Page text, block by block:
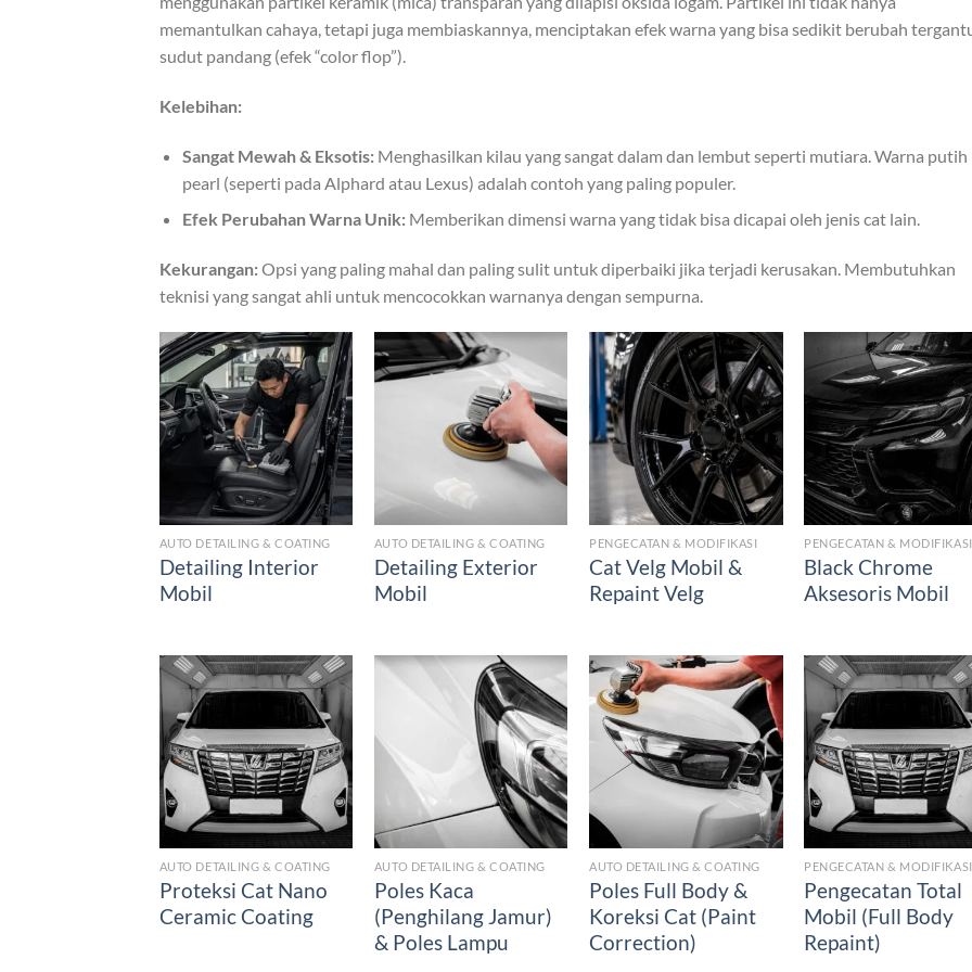
memantulkan cahaya, tetapi juga membiaskannya, menciptakan efek warna yang bisa sedikit berubah
sudut pandang (efek “color flop”).
Kelebihan:
Sangat Mewah & Eksotis:Menghasilkan kilau yang sangat dalam dan lembut seperti mutiara. Warna putih
pearl (seperti pada Alphard atau Lexus) adalah contoh yang paling populer.
Efek Perubahan Warna Unik:Memberikan dimensi warna yang tidak bisa dicapai oleh jenis cat lain.
Kekurangan:Opsi yang paling mahal dan paling sulit untuk diperbaiki jika terjadi kerusakan. Membutuhkan
teknisi yang sangat ahli untuk mencocokkan warnanya dengan sempurna.
AUTO DETAILING & COATING
Detailing Interior
Mobil
AUTO DETAILING & COATING
Detailing Exterior
Mobil
PENGECATAN & MODIFIKASI
Cat Velg Mobil &
Repaint Velg
PENGECATAN & MODIFIKASI
Black Chrome
Aksesoris Mobil
AUTO DETAILING & COATING
Proteksi Cat Nano
Ceramic Coating
AUTO DETAILING & COATING
Poles Kaca
(Penghilang Jamur)
& Poles Lampu
AUTO DETAILING & COATING
Poles Full Body &
Koreksi Cat (Paint
Correction)
PENGECATAN & MODIFIKASI
Pengecatan Total
Mobil (Full Body
Repaint)